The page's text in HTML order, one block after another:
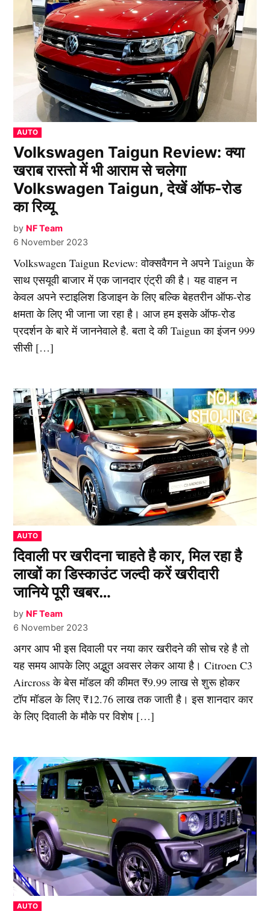
POSTED
IN
AUTO
Volkswagen Taigun Review: क्या
खराब रास्तो में भी आराम से चलेगा
Volkswagen Taigun, देखें ऑफ-रोड
का रिव्यू
by NF Team
6 November 2023
Volkswagen Taigun Review: वोक्सवैगन ने अपने Taigun के
साथ एसयूवी बाजार में एक जानदार एंट्री की है। यह वाहन न
केवल अपने स्टाइलिश डिजाइन के लिए बल्कि बेहतरीन ऑफ-रोड
क्षमता के लिए भी जाना जा रहा है। आज हम इसके ऑफ-रोड
प्रदर्शन के बारे में जाननेवाले है. बता दे की Taigun का इंजन 999
सीसी […]
POSTED
IN
AUTO
दिवाली पर खरीदना चाहते है कार, मिल रहा है
लाखों का डिस्काउंट जल्दी करें खरीदारी
जानिये पूरी खबर…
by NF Team
6 November 2023
अगर आप भी इस दिवाली पर नया कार खरीदने की सोच रहे है तो
यह समय आपके लिए अद्भुत अवसर लेकर आया है। Citroen C3
Aircross के बेस मॉडल की कीमत ₹9.99 लाख से शुरू होकर
टॉप मॉडल के लिए ₹12.76 लाख तक जाती है। इस शानदार कार
के लिए दिवाली के मौके पर विशेष […]
POSTED
AUTO